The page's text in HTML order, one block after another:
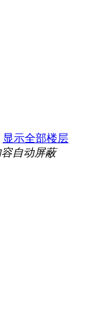
显示全部楼层
自动屏蔽